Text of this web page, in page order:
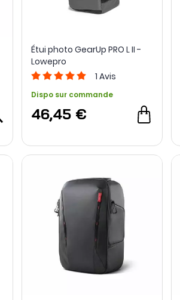
Étui photo GearUp PRO L II -
Lowepro
1 Avis
Dispo sur commande
46,45 €